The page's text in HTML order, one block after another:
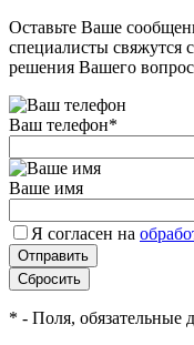
Оставьте Ваше
специалисты свяжутся
решения Вашего
Ваш телефон*
Ваше имя
Я согласен на
- Поля, обязательные